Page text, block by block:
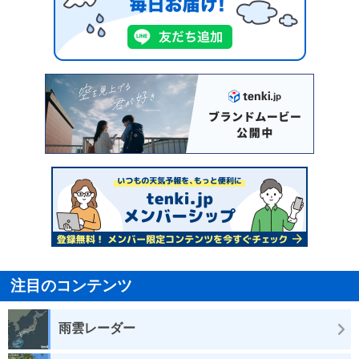
注目のコンテンツ
雨雲レーダー